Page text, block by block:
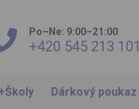
Po–Ne: 9:00–21:00
+420 545 213 101
Dárkový poukaz